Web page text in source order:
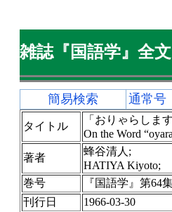
雑誌『国語学』全
簡易検索 通常
タイトル
「おりゃらしま
On the Word
著者
蜂谷清人;
HATIYA Kiyoto;
巻号
『国語学』第64
刊行日
1966-03-30